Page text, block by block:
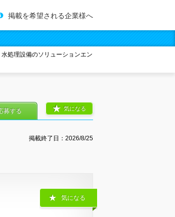
掲載を希望される企業様へ
水処理設備のソリューションエン
掲載終了日： 2026/8/25
気になる
募する
気になる